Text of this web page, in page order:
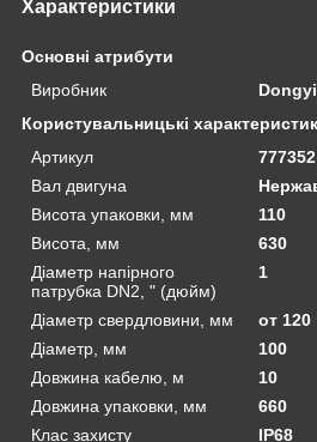
Характеристики
Основні атрибути
Виробник
Користувальницькі
Артикул
777352
Вал двигуна
Висота упаковки, мм
110
Висота, мм
630
Діаметр напірного
патрубка DN2, " (дюйм)
1
Діаметр свердловини, мм
от 120
Діаметр, мм
100
Довжина кабелю, м
10
Довжина упаковки, мм
660
Клас захисту
IP68